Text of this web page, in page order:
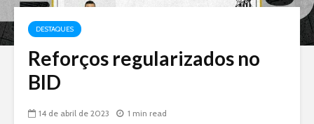
DESTAQUES
Reforços regularizados no
BID
14 de abril de 2023 1 min read